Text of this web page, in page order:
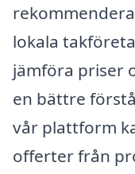
lokala
jämföra priser
en bättre
vår plattform
offerter från